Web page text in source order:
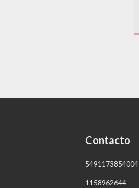
Contacto
5491173854004
1158962644